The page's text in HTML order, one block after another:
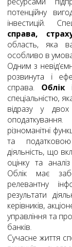
потенційну
інвестицій.
справа,
область, яка
особливо в
Одним з
розвинута і
справа. Облік
спеціальністю,
відразу у
різноманітні
та
діяльність, що
оцінку та
Облік має
релевантну
результати
керівників,
управління та
банків.
Сучасне життя